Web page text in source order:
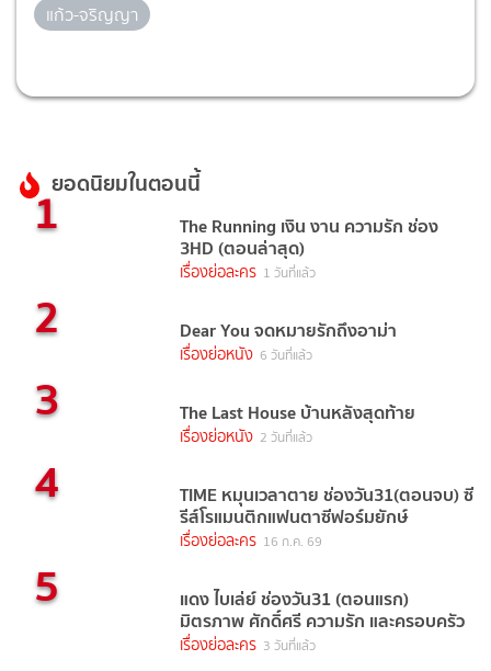
แก้ว-จริญญา
ยอดนิยมในตอนนี้
1 The Running เงิน งาน ความรัก ช่อง
3HD (ตอนล่าสุด)
เรื่องย่อละคร 1 วันที่แล้ว
2 Dear You จดหมายรักถึงอาม่า
เรื่องย่อหนัง 6 วันที่แล้ว
3 The Last House บ้านหลังสุดท้าย
เรื่องย่อหนัง 2 วันที่แล้ว
4 TIME หมุนเวลาตาย ช่องวัน31(ตอนจบ) ซี
รีส์โรแมนติกแฟนตาซีฟอร์มยักษ์
เรื่องย่อละคร 16 ก.ค. 69
5 แดง ไบเล่ย์ ช่องวัน31 (ตอนแรก)
มิตรภาพ ศักดิ์ศรี ความรัก และครอบครัว
เรื่องย่อละคร 3 วันที่แล้ว